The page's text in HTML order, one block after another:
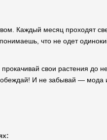
Каждый месяц проходят
что не одет
свои растения до
И не забывай —